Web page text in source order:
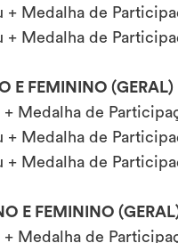
+ Medalha de
+ Medalha de
E FEMININO (GERAL)
+ Medalha de
+ Medalha de
+ Medalha de
E FEMININO
+ Medalha de